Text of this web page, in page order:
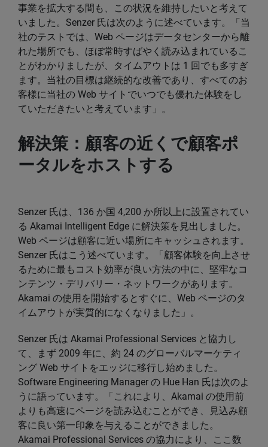
事業を拡大する間も、この状況を維持したいと考えて
いました。Senzer 氏は次のように述べています。「当
社のテストでは、Web ページはデータセンターから離
れた場所でも、ほぼ常時すばやく読み込まれているこ
とがわかりましたが、タイムアウトは 1 回でも多すぎ
ます。当社の目標は継続的な改善であり、すべてのお
客様に当社の Web サイトでいつでも優れた体験をし
ていただきたいと考えています」。
解決策：顧客の近くで顧客ポ
ータルをホストする
Senzer 氏は、136 か国 4,200 か所以上に設置されてい
る Akamai Intelligent Edge に解決策を見出しました。
Web ページは顧客に近い場所にキャッシュされます。
Senzer 氏はこう述べています。「顧客体験を向上させ
るために最もコスト効率が良い方法の中に、堅牢なコ
ンテンツ・デリバリー・ネットワークがあります。
Akamai の使用を開始するとすぐに、Web ページのタ
イムアウトが実質的になくなりました」。
Senzer 氏は Akamai Professional Services と協力し
て、まず 2009 年に、約 24 のグローバルマーケティ
ング Web サイトをエッジに移行し始めました。
Software Engineering Manager の Hue Han 氏は次のよ
うに語っています。「これにより、Akamai の使用前
よりも高速にページを読み込むことができ、見込み顧
客に良い第一印象を与えることができました。
Akamai Professional Services の協力により、ここ数